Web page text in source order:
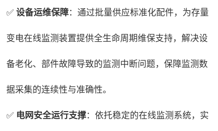
✅设备运维保障：通过批量供应标准化配件，为存量
变电在线监测装置提供全生命周期维保支持，解决设
备老化、部件故障导致的监测中断问题，保障监测数
据采集的连续性与准确性。
✅ 电网安全运行支撑：依托稳定的在线监测系统，实